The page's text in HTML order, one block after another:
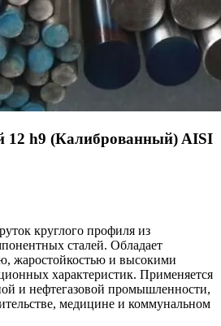
12 h9 (Калиброванный) AISI
круглого профиля из
сталей. Обладает
жаростойкостью и высокими
характеристик. Применяется
и нефтегазовой промышленности,
медицине и коммунальном